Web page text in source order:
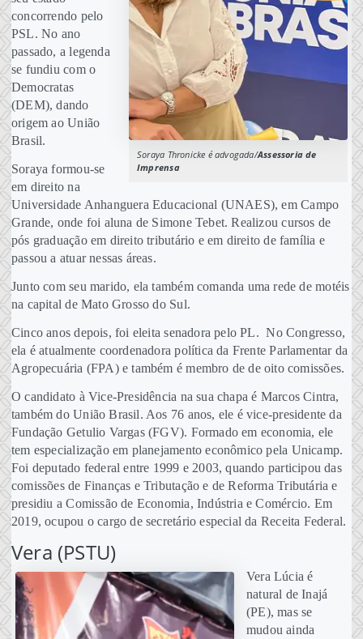
Soraya Thronicke é advogada/Assessoria de
Imprensa
concorrendo pelo
PSL. No ano
passado, a legenda
se fundiu com o
Democratas
(DEM), dando
origem ao União
Brasil.
Soraya formou-se
em direito na
Universidade Anhanguera Educacional (UNAES), em Campo
Grande, onde foi aluna de Simone Tebet. Realizou cursos de
pós graduação em direito tributário e em direito de família e
passou a atuar nessas áreas.
Junto com seu marido, ela também comanda uma rede de motéis
na capital de Mato Grosso do Sul.
Cinco anos depois, foi eleita senadora pelo PL. No Congresso,
ela é atualmente coordenadora política da Frente Parlamentar da
Agropecuária (FPA) e também é membro de de oito comissões.
O candidato à Vice-Presidência na sua chapa é Marcos Cintra,
também do União Brasil. Aos 76 anos, ele é vice-presidente da
Fundação Getulio Vargas (FGV). Formado em economia, ele
tem especialização em planejamento econômico pela Unicamp.
Foi deputado federal entre 1999 e 2003, quando participou das
comissões de Finanças e Tributação e de Reforma Tributária e
presidiu a Comissão de Economia, Indústria e Comércio. Em
2019, ocupou o cargo de secretário especial da Receita Federal.
Vera (PSTU)
Vera Lúcia é
natural de Inajá
(PE), mas se
mudou ainda